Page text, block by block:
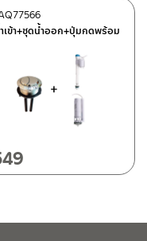
Chaingmai 50220
Holidays
เข้า+ชุดน้ำออก+ปุ่มกดพร้อม